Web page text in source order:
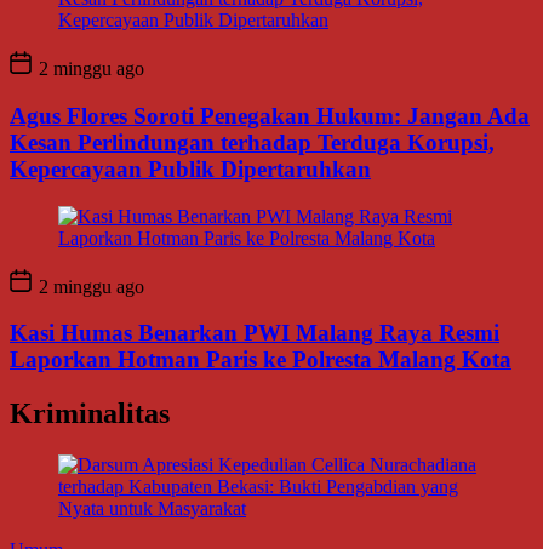
2 minggu ago
Agus Flores Soroti Penegakan Hukum: Jangan Ada
Kesan Perlindungan terhadap Terduga Korupsi,
Kepercayaan Publik Dipertaruhkan
2 minggu ago
Kasi Humas Benarkan PWI Malang Raya Resmi
Laporkan Hotman Paris ke Polresta Malang Kota
Kriminalitas